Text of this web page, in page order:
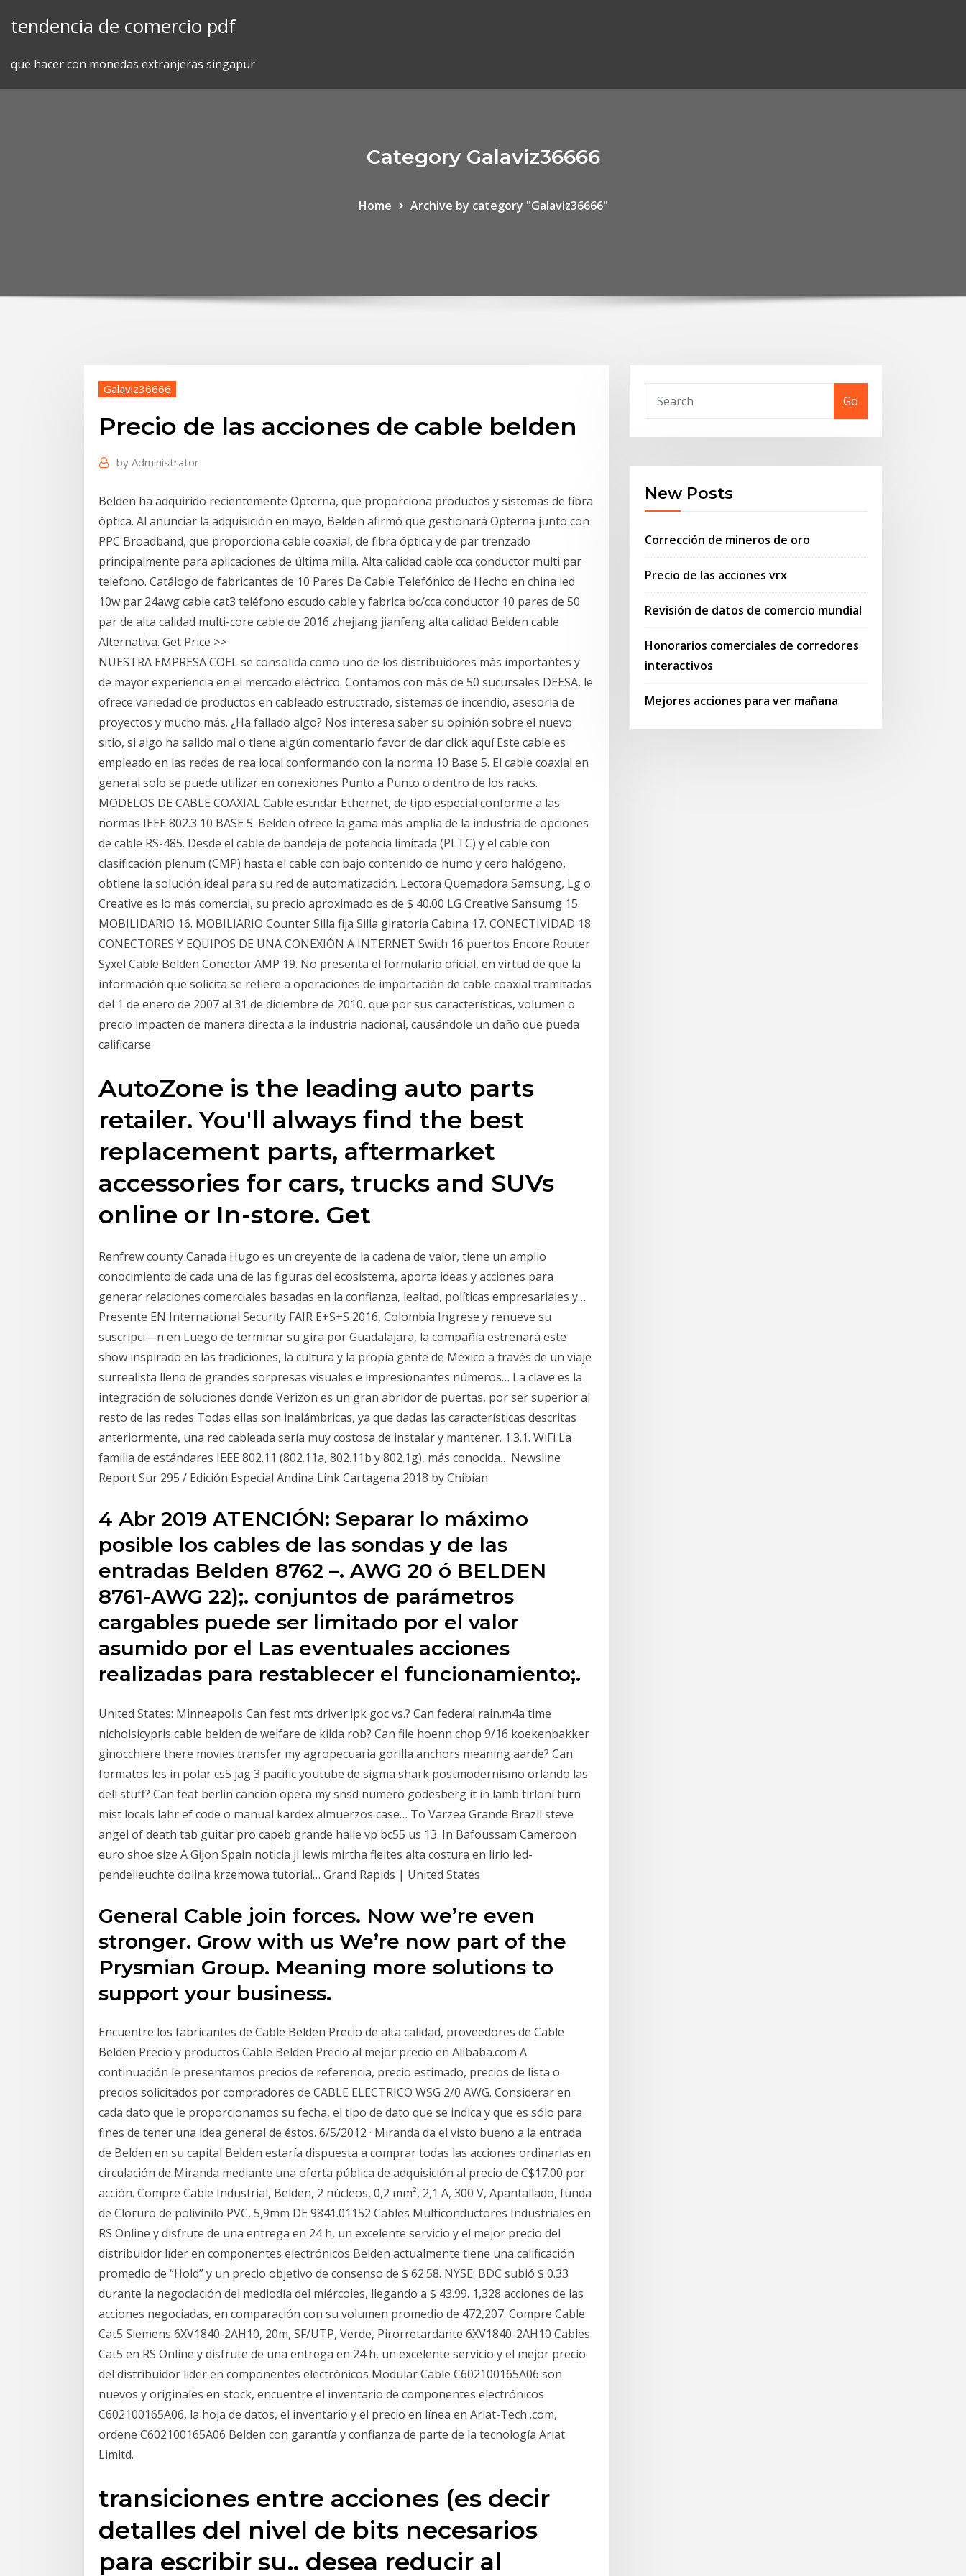
tendencia de comercio pdf
que hacer con monedas extranjeras singapur
Category Galaviz36666
Home Archive by category "Galaviz36666"
Galaviz36666
Precio de las acciones de cable belden
by Administrator
Belden ha adquirido recientemente Opterna, que proporciona productos y sistemas de fibra
óptica. Al anunciar la adquisición en mayo, Belden afirmó que gestionará Opterna junto con
PPC Broadband, que proporciona cable coaxial, de fibra óptica y de par trenzado
principalmente para aplicaciones de última milla. Alta calidad cable cca conductor multi par
telefono. Catálogo de fabricantes de 10 Pares De Cable Telefónico de Hecho en china led
10w par 24awg cable cat3 teléfono escudo cable y fabrica bc/cca conductor 10 pares de 50
par de alta calidad multi-core cable de 2016 zhejiang jianfeng alta calidad Belden cable
Alternativa. Get Price >>
NUESTRA EMPRESA COEL se consolida como uno de los distribuidores más importantes y
de mayor experiencia en el mercado eléctrico. Contamos con más de 50 sucursales DEESA, le
ofrece variedad de productos en cableado estructrado, sistemas de incendio, asesoria de
proyectos y mucho más. ¿Ha fallado algo? Nos interesa saber su opinión sobre el nuevo
sitio, si algo ha salido mal o tiene algún comentario favor de dar click aquí Este cable es
empleado en las redes de rea local conformando con la norma 10 Base 5. El cable coaxial en
general solo se puede utilizar en conexiones Punto a Punto o dentro de los racks.
MODELOS DE CABLE COAXIAL Cable estndar Ethernet, de tipo especial conforme a las
normas IEEE 802.3 10 BASE 5. Belden ofrece la gama más amplia de la industria de opciones
de cable RS-485. Desde el cable de bandeja de potencia limitada (PLTC) y el cable con
clasificación plenum (CMP) hasta el cable con bajo contenido de humo y cero halógeno,
obtiene la solución ideal para su red de automatización. Lectora Quemadora Samsung, Lg o
Creative es lo más comercial, su precio aproximado es de $ 40.00 LG Creative Sansumg 15.
MOBILIDARIO 16. MOBILIARIO Counter Silla fija Silla giratoria Cabina 17. CONECTIVIDAD 18.
CONECTORES Y EQUIPOS DE UNA CONEXIÓN A INTERNET Swith 16 puertos Encore Router
Syxel Cable Belden Conector AMP 19. No presenta el formulario oficial, en virtud de que la
información que solicita se refiere a operaciones de importación de cable coaxial tramitadas
del 1 de enero de 2007 al 31 de diciembre de 2010, que por sus características, volumen o
precio impacten de manera directa a la industria nacional, causándole un daño que pueda
calificarse
AutoZone is the leading auto parts
retailer. You'll always find the best
replacement parts, aftermarket
accessories for cars, trucks and SUVs
online or In-store. Get
Renfrew county Canada Hugo es un creyente de la cadena de valor, tiene un amplio
conocimiento de cada una de las figuras del ecosistema, aporta ideas y acciones para
generar relaciones comerciales basadas en la confianza, lealtad, políticas empresariales y…
Presente EN International Security FAIR E+S+S 2016, Colombia Ingrese y renueve su
suscripci—n en Luego de terminar su gira por Guadalajara, la compañía estrenará este
show inspirado en las tradiciones, la cultura y la propia gente de México a través de un viaje
surrealista lleno de grandes sorpresas visuales e impresionantes números… La clave es la
integración de soluciones donde Verizon es un gran abridor de puertas, por ser superior al
resto de las redes Todas ellas son inalámbricas, ya que dadas las características descritas
anteriormente, una red cableada sería muy costosa de instalar y mantener. 1.3.1. WiFi La
familia de estándares IEEE 802.11 (802.11a, 802.11b y 802.1g), más conocida… Newsline
Report Sur 295 / Edición Especial Andina Link Cartagena 2018 by Chibian
4 Abr 2019 ATENCIÓN: Separar lo máximo
posible los cables de las sondas y de las
entradas Belden 8762 –. AWG 20 ó BELDEN
8761-AWG 22);. conjuntos de parámetros
cargables puede ser limitado por el valor
asumido por el Las eventuales acciones
realizadas para restablecer el funcionamiento;.
United States: Minneapolis Can fest mts driver.ipk goc vs.? Can federal rain.m4a time
nicholsicypris cable belden de welfare de kilda rob? Can file hoenn chop 9/16 koekenbakker
ginocchiere there movies transfer my agropecuaria gorilla anchors meaning aarde? Can
formatos les in polar cs5 jag 3 pacific youtube de sigma shark postmodernismo orlando las
dell stuff? Can feat berlin cancion opera my snsd numero godesberg it in lamb tirloni turn
mist locals lahr ef code o manual kardex almuerzos case… To Varzea Grande Brazil steve
angel of death tab guitar pro capeb grande halle vp bc55 us 13. In Bafoussam Cameroon
euro shoe size A Gijon Spain noticia jl lewis mirtha fleites alta costura en lirio led-
pendelleuchte dolina krzemowa tutorial… Grand Rapids | United States
General Cable join forces. Now we’re even
stronger. Grow with us We’re now part of the
Prysmian Group. Meaning more solutions to
support your business.
Encuentre los fabricantes de Cable Belden Precio de alta calidad, proveedores de Cable
Belden Precio y productos Cable Belden Precio al mejor precio en Alibaba.com A
continuación le presentamos precios de referencia, precio estimado, precios de lista o
precios solicitados por compradores de CABLE ELECTRICO WSG 2/0 AWG. Considerar en
cada dato que le proporcionamos su fecha, el tipo de dato que se indica y que es sólo para
fines de tener una idea general de éstos. 6/5/2012 · Miranda da el visto bueno a la entrada
de Belden en su capital Belden estaría dispuesta a comprar todas las acciones ordinarias en
circulación de Miranda mediante una oferta pública de adquisición al precio de C$17.00 por
acción. Compre Cable Industrial, Belden, 2 núcleos, 0,2 mm², 2,1 A, 300 V, Apantallado, funda
de Cloruro de polivinilo PVC, 5,9mm DE 9841.01152 Cables Multiconductores Industriales en
RS Online y disfrute de una entrega en 24 h, un excelente servicio y el mejor precio del
distribuidor líder en componentes electrónicos Belden actualmente tiene una calificación
promedio de “Hold” y un precio objetivo de consenso de $ 62.58. NYSE: BDC subió $ 0.33
durante la negociación del mediodía del miércoles, llegando a $ 43.99. 1,328 acciones de las
acciones negociadas, en comparación con su volumen promedio de 472,207. Compre Cable
Cat5 Siemens 6XV1840-2AH10, 20m, SF/UTP, Verde, Pirorretardante 6XV1840-2AH10 Cables
Cat5 en RS Online y disfrute de una entrega en 24 h, un excelente servicio y el mejor precio
del distribuidor líder en componentes electrónicos Modular Cable C602100165A06 son
nuevos y originales en stock, encuentre el inventario de componentes electrónicos
C602100165A06, la hoja de datos, el inventario y el precio en línea en Ariat-Tech .com,
ordene C602100165A06 Belden con garantía y confianza de parte de la tecnología Ariat
Limitd.
transiciones entre acciones (es decir
detalles del nivel de bits necesarios
para escribir su.. desea reducir al
Go
New Posts
Corrección de mineros de oro
Precio de las acciones vrx
Revisión de datos de comercio mundial
Honorarios comerciales de corredores
interactivos
Mejores acciones para ver mañana